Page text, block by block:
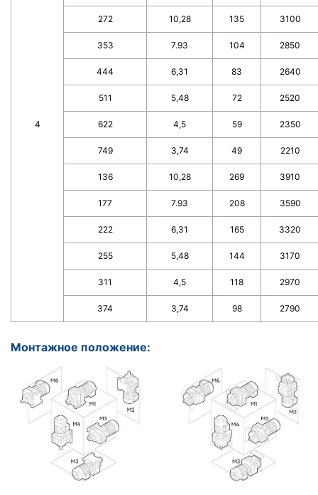
4
272 10,28 135 3100
353 7.93 104 2850
444 6,31 83 2640
511 5,48 72 2520
622 4,5 59 2350
749 3,74 49 2210
136 10,28 269 3910
177 7.93 208 3590
222 6,31 165 3320
255 5,48 144 3170
311 4,5 118 2970
374 3,74 98 2790
Монтажное положение: